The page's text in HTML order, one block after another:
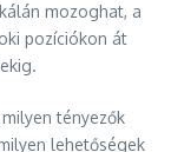
mozoghat, a
pozíciókon át
tényezők
lehetőségek